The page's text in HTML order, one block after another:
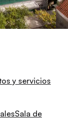
y servicios
Sala de